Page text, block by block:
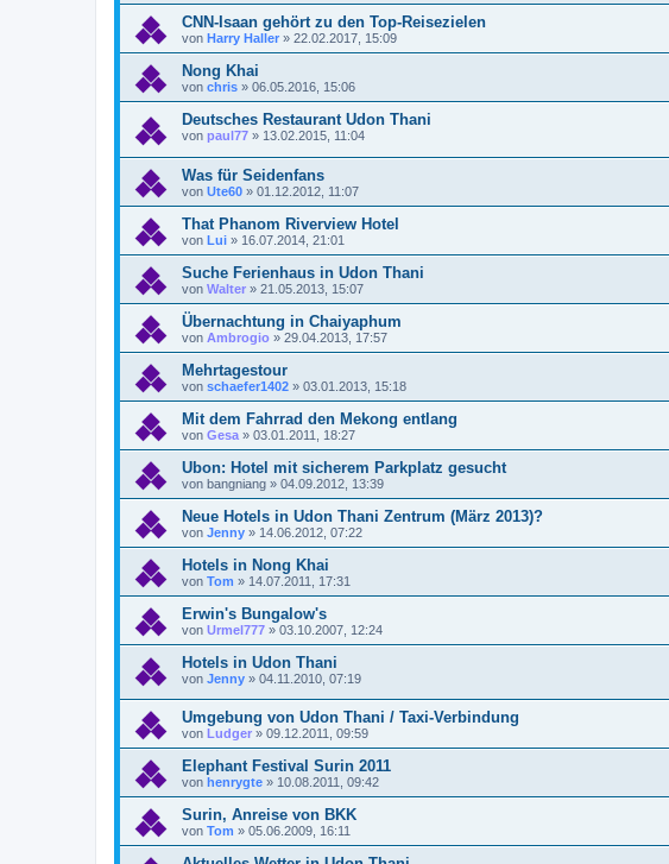
CNN-Isaan gehört zu den Top-Reisezielen
von Harry Haller » 22.02.2017, 15:09
Nong Khai
von chris » 06.05.2016, 15:06
Deutsches Restaurant Udon Thani
von paul77 » 13.02.2015, 11:04
Was für Seidenfans
von Ute60 » 01.12.2012, 11:07
That Phanom Riverview Hotel
von Lui » 16.07.2014, 21:01
Suche Ferienhaus in Udon Thani
von Walter » 21.05.2013, 15:07
Übernachtung in Chaiyaphum
von Ambrogio » 29.04.2013, 17:57
Mehrtagestour
von schaefer1402 » 03.01.2013, 15:18
Mit dem Fahrrad den Mekong entlang
von Gesa » 03.01.2011, 18:27
Ubon: Hotel mit sicherem Parkplatz gesucht
von bangniang » 04.09.2012, 13:39
Neue Hotels in Udon Thani Zentrum (März 2013)?
von Jenny » 14.06.2012, 07:22
Hotels in Nong Khai
von Tom » 14.07.2011, 17:31
Erwin's Bungalow's
von Urmel777 » 03.10.2007, 12:24
Hotels in Udon Thani
von Jenny » 04.11.2010, 07:19
Umgebung von Udon Thani / Taxi-Verbindung
von Ludger » 09.12.2011, 09:59
Elephant Festival Surin 2011
von henrygte » 10.08.2011, 09:42
Surin, Anreise von BKK
von Tom » 05.06.2009, 16:11